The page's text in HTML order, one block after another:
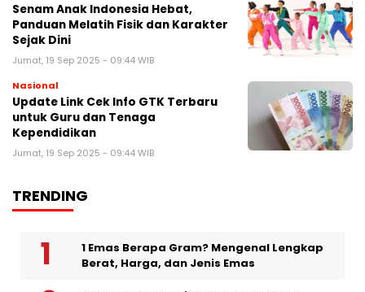
Senam Anak Indonesia Hebat,
Panduan Melatih Fisik dan Karakter
Sejak Dini
Jumat, 19 Sep 2025 - 09:44 WIB
Nasional
Update Link Cek Info GTK Terbaru
untuk Guru dan Tenaga
Kependidikan
Jumat, 19 Sep 2025 - 09:44 WIB
TRENDING
1 Emas Berapa Gram? Mengenal Lengkap
Berat, Harga, dan Jenis Emas